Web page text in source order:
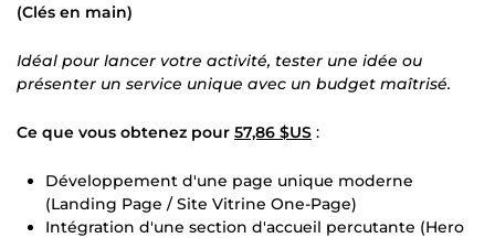
(Clés en main)
Idéal pour lancer votre activité, tester une idée ou
présenter un service unique avec un budget maîtrisé.
Ce que vous obtenez pour 57,86 $US :
Développement d'une page unique moderne
(Landing Page / Site Vitrine One-Page)
Intégration d'une section d'accueil percutante (Hero